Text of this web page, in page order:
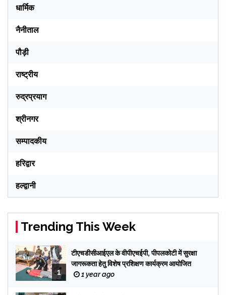
धार्मिक
नैनीताल
पौड़ी
राष्ट्रीय
रुद्रप्रयाग
श्रीनगर
सम्पादकीय
हरिद्वार
हल्द्वानी
Trending This Week
1
टीएचडीसीआईएल के वीपीएचईपी, पीपलकोटी में सुरक्षा
जागरूकता हेतु विशेष प्रशिक्षण कार्यक्रम आयोजित
1 year ago